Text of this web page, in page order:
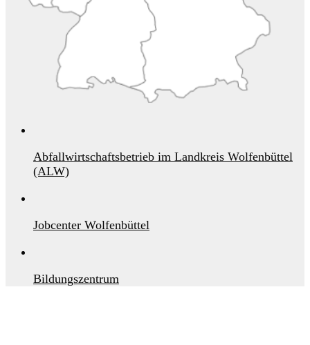
Abfallwirtschaftsbetrieb im Landkreis Wolfenbüttel
(ALW)
Jobcenter Wolfenbüttel
Bildungszentrum